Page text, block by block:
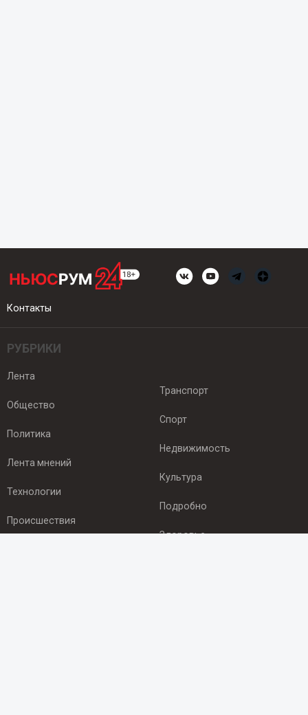
Контакты
РУБРИКИ
Лента
Общество
Политика
Лента мнений
Технологии
Происшествия
Транспорт
Спорт
Недвижимость
Культура
Подробно
Здоровье